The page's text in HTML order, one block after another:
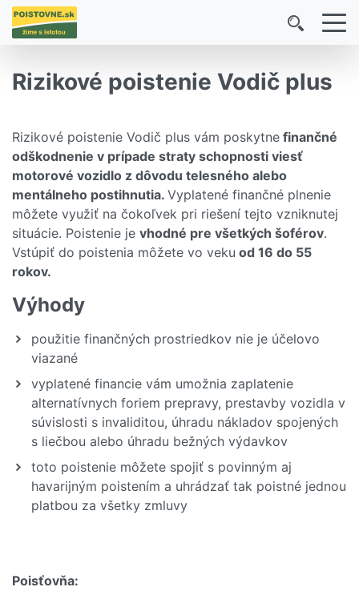
Rizikové poistenie Vodič plus
Rizikové poistenie Vodič plus vám poskytne finančné
odškodnenie v prípade straty schopnosti viesť
motorové vozidlo z dôvodu telesného alebo
mentálneho postihnutia. Vyplatené finančné plnenie
môžete využiť na čokoľvek pri riešení tejto vzniknutej
situácie. Poistenie je vhodné pre všetkých šoférov.
Vstúpiť do poistenia môžete vo veku od 16 do 55
rokov.
Výhody
použitie finančných prostriedkov nie je účelovo
viazané
vyplatené financie vám umožnia zaplatenie
alternatívnych foriem prepravy, prestavby vozidla v
súvislosti s invaliditou, úhradu nákladov spojených
s liečbou alebo úhradu bežných výdavkov
toto poistenie môžete spojiť s povinným aj
havarijným poistením a uhrádzať tak poistné jednou
platbou za všetky zmluvy
Poisťovňa: